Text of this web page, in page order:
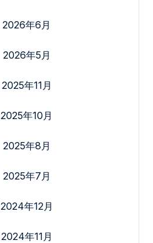
2026年6月
2026年5月
2025年11月
2025年10月
2025年8月
2025年7月
2024年12月
2024年11月